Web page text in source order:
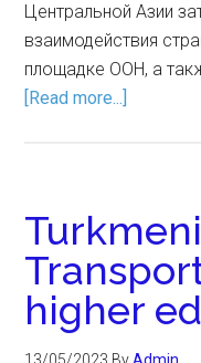
Центральной Азии
взаимодействия
площадке ООН, а
[Read more...]
higher